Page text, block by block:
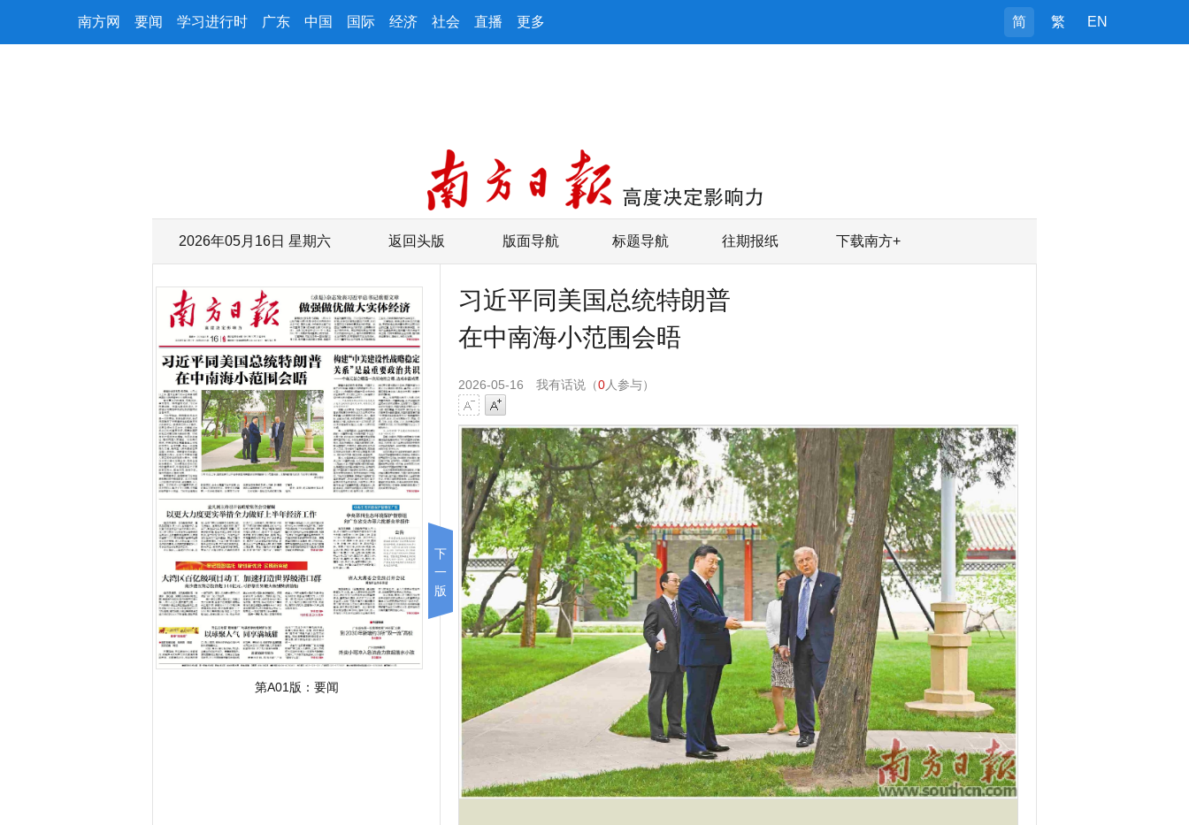
南方网 要闻 学习进行时 广东 中国 国际 经济 社会 直播 更多 简 繁 EN
2026年05月16日 星期六 返回头版 版面导航 标题导航 往期报纸 下载南方+
下
一
版
第A01版： 要闻
习近平同美国总统特朗普
在中南海小范围会晤
2026-05-16 我有话说（0人参与）
字号减小字号增大